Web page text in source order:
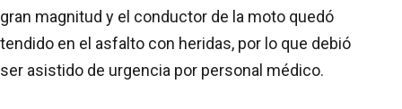
gran magnitud y el conductor de la moto quedó
tendido en el asfalto con heridas, por lo que debió
ser asistido de urgencia por personal médico.